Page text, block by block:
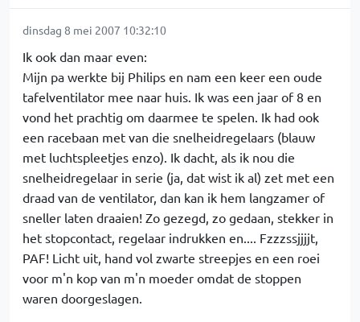
dinsdag 8 mei 2007 10:32:10
Ik ook dan maar even:
Mijn pa werkte bij Philips en nam een keer een oude
tafelventilator mee naar huis. Ik was een jaar of 8 en
vond het prachtig om daarmee te spelen. Ik had ook
een racebaan met van die snelheidregelaars (blauw
met luchtspleetjes enzo). Ik dacht, als ik nou die
snelheidregelaar in serie (ja, dat wist ik al) zet met een
draad van de ventilator, dan kan ik hem langzamer of
sneller laten draaien! Zo gezegd, zo gedaan, stekker in
het stopcontact, regelaar indrukken en.... Fzzzssjjjjt,
PAF! Licht uit, hand vol zwarte streepjes en een roei
voor m'n kop van m'n moeder omdat de stoppen
waren doorgeslagen.